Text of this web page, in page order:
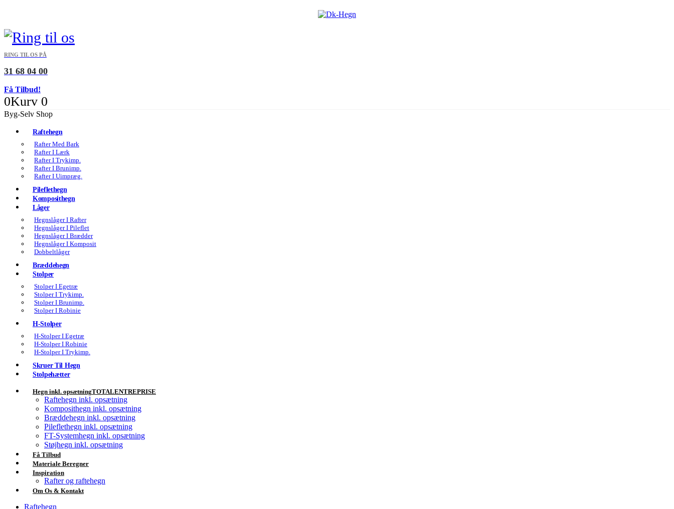
RING TIL OS PÅ
31 68 04 00
Få Tilbud!
0Kurv 0
Byg-Selv Shop
Raftehegn
Rafter Med Bark
Rafter I Lærk
Rafter I Trykimp.
Rafter I Brunimp.
Rafter I Uimpræg.
Pileflethegn
Komposithegn
Låger
Hegnslåger I Rafter
Hegnslåger I Pileflet
Hegnslåger I Brædder
Hegnslåger I Komposit
Dobbeltlåger
Bræddehegn
Stolper
Stolper I Egetræ
Stolper I Trykimp.
Stolper I Brunimp.
Stolper I Robinie
H-Stolper
H-Stolper I Egetræ
H-Stolper I Robinie
H-Stolper I Trykimp.
Skruer Til Hegn
Stolpehætter
Hegn inkl. opsætningTOTALENTREPRISE
Raftehegn inkl. opsætning
Komposithegn inkl. opsætning
Bræddehegn inkl. opsætning
Pileflethegn inkl. opsætning
FT-Systemhegn inkl. opsætning
Støjhegn inkl. opsætning
Få Tilbud
Materiale Beregner
Inspiration
Rafter og raftehegn
Om Os & Kontakt
Raftehegn